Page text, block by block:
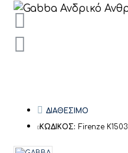
ΔΙΑΘΕΣΙΜΟ
ΚΩΔΙΚΟΣ: Firenze K1503